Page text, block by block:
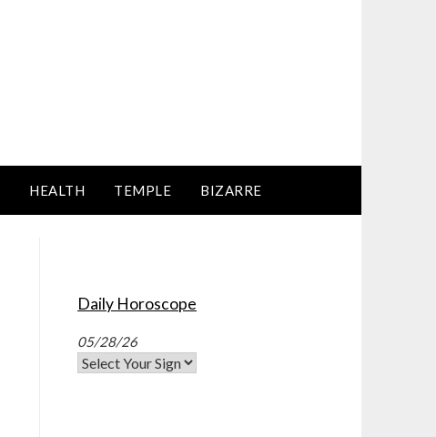
HEALTH TEMPLE BIZARRE
Daily Horoscope
05/28/26